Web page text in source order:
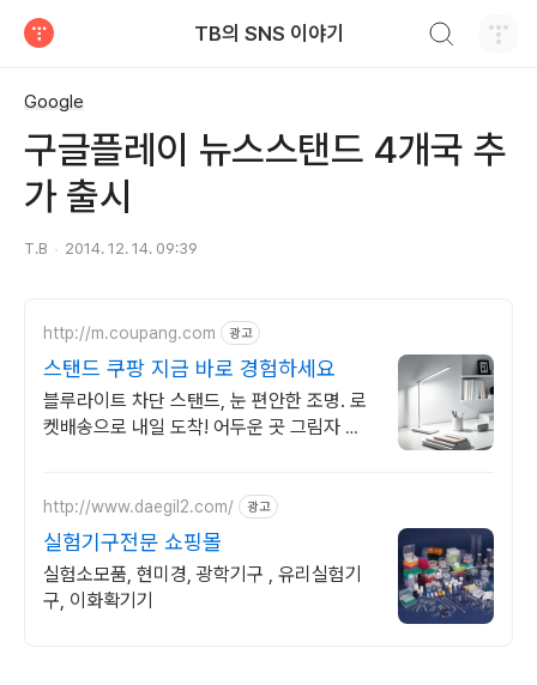
TB의 SNS 이야기
Google
구글플레이 뉴스스탠드 4개국 추
가 출시
T.B 2014. 12. 14. 09:39
http://m.coupang.com 광고
스탠드 쿠팡 지금 바로 경험하세요
블루라이트 차단 스탠드, 눈 편안한 조명. 로
켓배송으로 내일 도착! 어두운 곳 그림자 없
http://www.daegil2.com/ 광고
실험기구전문 쇼핑몰
실험소모품, 현미경, 광학기구 , 유리실험기
구, 이화확기기